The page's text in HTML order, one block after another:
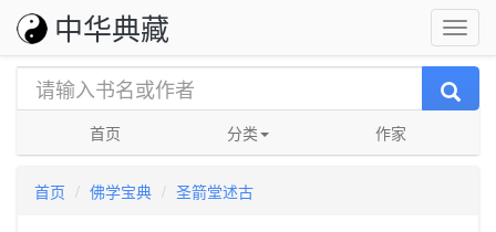
中华典藏
首页 分类 作家
首页 佛学宝典 圣箭堂述古